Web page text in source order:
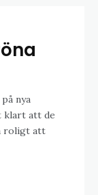
nya
klart att de
roligt att